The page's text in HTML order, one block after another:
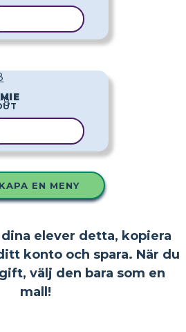
EN MENY
elever detta, kopiera
konto och spara. När du
välj den bara som en
mall!